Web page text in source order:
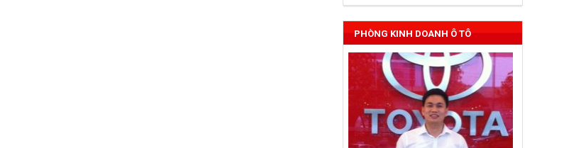
PHÒNG KINH DOANH Ô TÔ